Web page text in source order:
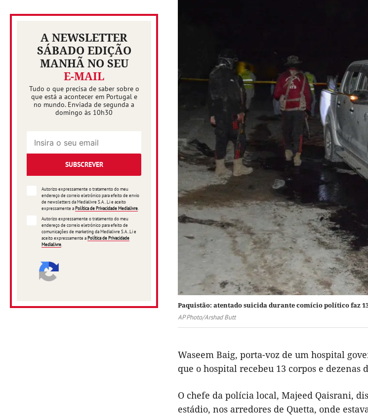
A NEWSLETTER
SÁBADO EDIÇÃO
MANHÃ NO SEU
E-MAIL
Tudo o que precisa de saber sobre o
que está a acontecer em Portugal e
no mundo. Enviada de segunda a
domingo às 10h30
SUBSCREVER
Autorizo expressamente o tratamento do meu
endereço de correio eletrónico para efeito de envio
de newsletters da Medialivre S.A.. Li e aceito
expressamente aPolítica de Privacidade Medialivre
Autorizo expressamente o tratamento do meu
endereço de correio eletrónico para efeito de
comunicações de marketing da Medialivre S.A..Li e
aceito expressamente aPolítica de Privacidade
Medialivre
Paquistão: atentado suicida durante comício político faz
AP Photo/Arshad Butt
Waseem Baig, porta-voz de um hospital
que o hospital recebeu 13 corpos e
O chefe da polícia local, Majeed Qaisrani,
estádio, nos arredores de Quetta, onde